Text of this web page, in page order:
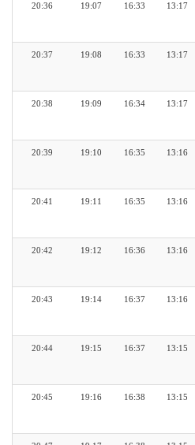
13:17
16:33
19:07
20:36
13:17
16:33
19:08
20:37
13:17
16:34
19:09
20:38
13:16
16:35
19:10
20:39
13:16
16:35
19:11
20:41
13:16
16:36
19:12
20:42
13:16
16:37
19:14
20:43
13:15
16:37
19:15
20:44
13:15
16:38
19:16
20:45